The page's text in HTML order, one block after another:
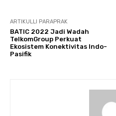
ARTIKULLI PARAPRAK
BATIC 2022 Jadi Wadah
TelkomGroup Perkuat
Ekosistem Konektivitas Indo-
Pasifik